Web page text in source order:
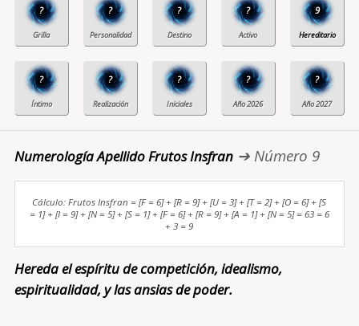
? ? ? ? 9
? ? ? ? ?
Numerología Apellido Frutos Insfran➔ Número 9
Cálculo: Frutos Insfran = [F = 6] + [R = 9] + [U = 3] + [T = 2] + [O = 6] + [S
= 1] + [I = 9] + [N = 5] + [S = 1] + [F = 6] + [R = 9] + [A = 1] + [N = 5] = 63 = 6
+ 3 = 9
Hereda el espíritu de competición, idealismo,
espiritualidad, y las ansias de poder.